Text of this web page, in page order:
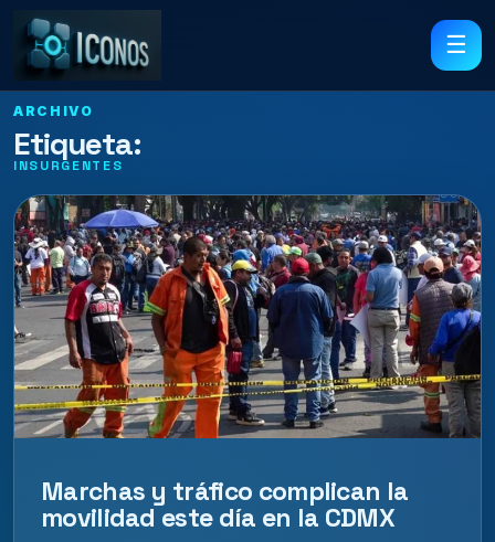
☰
ARCHIVO
Etiqueta:
INSURGENTES
Marchas y tráfico complican la
movilidad este día en la CDMX